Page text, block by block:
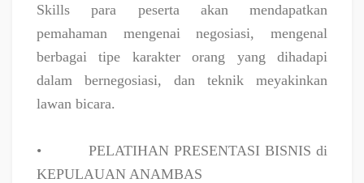
Skills para peserta akan mendapatkan
pemahaman mengenai negosiasi, mengenal
berbagai tipe karakter orang yang dihadapi
dalam bernegosiasi, dan teknik meyakinkan
lawan bicara.
•
PELATIHAN PRESENTASI BISNIS di
KEPULAUAN ANAMBAS